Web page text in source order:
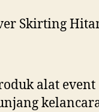
alat event